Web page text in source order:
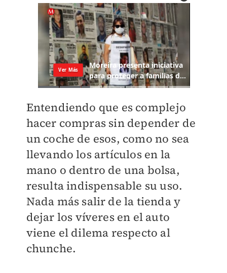
Entendiendo que es complejo
hacer compras sin depender de
un coche de esos, como no sea
llevando los artículos en la
mano o dentro de una bolsa,
resulta indispensable su uso.
Nada más salir de la tienda y
dejar los víveres en el auto
viene el dilema respecto al
chunche.